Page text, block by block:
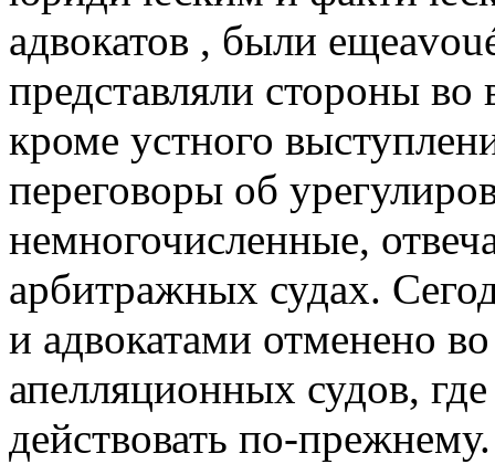
адвокатов , были
представляли стороны во
кроме устного
переговоры об
немногочисленные,
арбитражных судах.
и адвокатами отменено
апелляционных судов,
действовать по-прежнему.